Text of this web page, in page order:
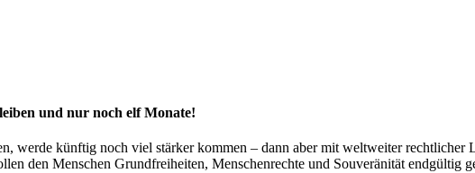
und nur noch elf Monate!
werde künftig noch viel stärker kommen – dann aber mit weltweiter
den Menschen Grundfreiheiten, Menschenrechte und Souveränität endgültig